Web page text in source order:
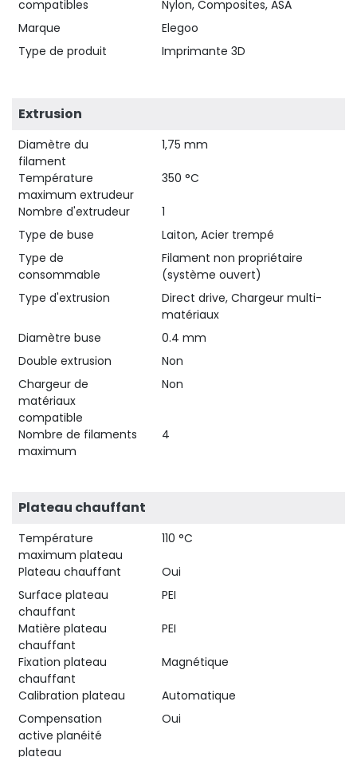
compatibles
Nylon, Composites, ASA
Marque
Elegoo
Type de produit
Imprimante 3D
Extrusion
Diamètre du
filament
1,75 mm
Température
maximum extrudeur
350 °C
Nombre d'extrudeur
1
Type de buse
Laiton, Acier trempé
Type de
consommable
Filament non propriétaire
(système ouvert)
Type d'extrusion
Direct drive, Chargeur multi-
matériaux
Diamètre buse
0.4 mm
Double extrusion
Non
Chargeur de
matériaux
compatible
Non
Nombre de filaments
maximum
4
Plateau chauffant
Température
maximum plateau
110 °C
Plateau chauffant
Oui
Surface plateau
chauffant
PEI
Matière plateau
chauffant
PEI
Fixation plateau
chauffant
Magnétique
Calibration plateau
Automatique
Compensation
active planéité
plateau
Oui